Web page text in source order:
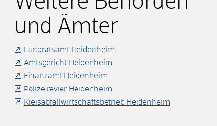
und Ämter
Landratsamt Heidenheim
Amtsgericht Heidenheim
Finanzamt Heidenheim
Polizeirevier Heidenheim
Kreisabfallwirtschaftsbetrieb Heidenheim